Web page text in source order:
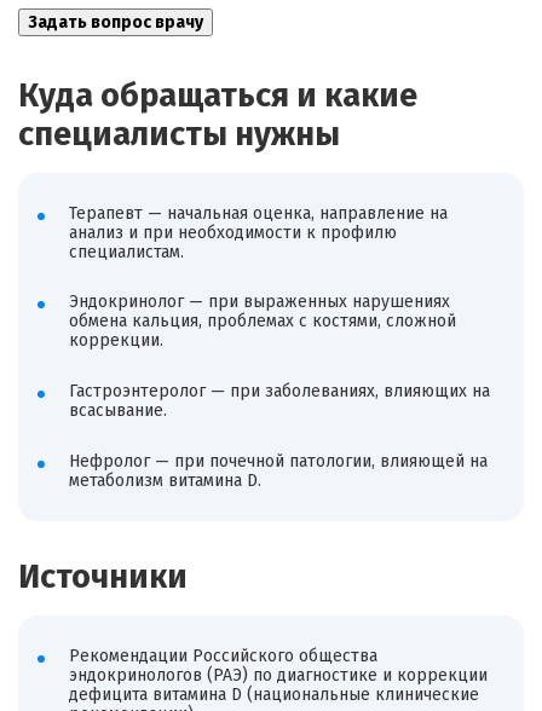
Куда обращаться и какие
специалисты нужны
Терапевт — начальная оценка, направление на
анализ и при необходимости к профилю
специалистам.
Эндокринолог — при выраженных нарушениях
обмена кальция, проблемах с костями, сложной
коррекции.
Гастроэнтеролог — при заболеваниях, влияющих на
всасывание.
Нефролог — при почечной патологии, влияющей на
метаболизм витамина D.
Источники
Рекомендации Российского общества
эндокринологов (РАЭ) по диагностике и коррекции
дефицита витамина D (национальные клинические